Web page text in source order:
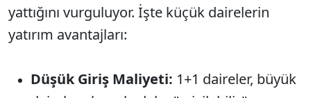
yattığını vurguluyor. İşte küçük dairelerin
yatırım avantajları:
Düşük Giriş Maliyeti: 1+1 daireler, büyük